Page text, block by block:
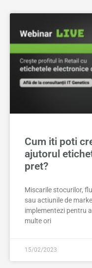
Cum iti poti
ajutorul
pret?
Miscarile stocurilor,
sau actiunile de
implementezi pentru
multe ori
15/02/2023